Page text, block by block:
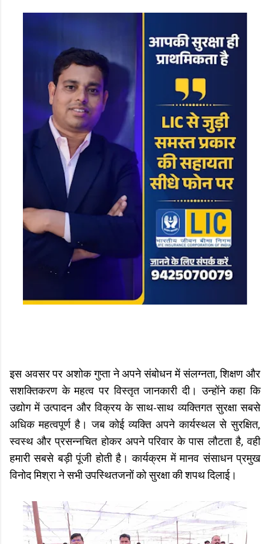
इस अवसर पर अशोक गुप्ता ने अपने संबोधन में संलग्नता, शिक्षण और
सशक्तिकरण के महत्व पर विस्तृत जानकारी दी। उन्होंने कहा कि
उद्योग में उत्पादन और विक्रय के साथ-साथ व्यक्तिगत सुरक्षा सबसे
अधिक महत्वपूर्ण है। जब कोई व्यक्ति अपने कार्यस्थल से सुरक्षित,
स्वस्थ और प्रसन्नचित होकर अपने परिवार के पास लौटता है, वही
हमारी सबसे बड़ी पूंजी होती है। कार्यक्रम में मानव संसाधन प्रमुख
विनोद मिश्रा ने सभी उपस्थितजनों को सुरक्षा की शपथ दिलाई।